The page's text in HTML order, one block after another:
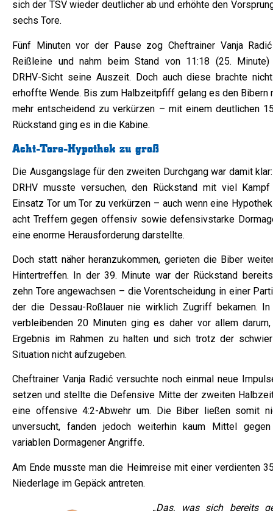
sich der TSV wieder deutlicher ab und erhöhte den
sechs Tore.
Fünf Minuten vor der Pause zog Cheftrainer Vanja
Reißleine und nahm beim Stand von 11:18 (25. Minute)
DRHV-Sicht seine Auszeit. Doch auch diese brachte
erhoffte Wende. Bis zum Halbzeitpfiff gelang es den Bibern
mehr entscheidend zu verkürzen – mit einem deutlichen
Rückstand ging es in die Kabine.
Acht-Tore-Hypothek zu groß
Die Ausgangslage für den zweiten Durchgang war damit
DRHV musste versuchen, den Rückstand mit viel Kampf
Einsatz Tor um Tor zu verkürzen – auch wenn eine
acht Treffern gegen offensiv sowie defensivstarke
eine enorme Herausforderung darstellte.
Doch statt näher heranzukommen, gerieten die Biber
Hintertreffen. In der 39. Minute war der Rückstand
zehn Tore angewachsen – die Vorentscheidung in einer
der die Dessau-Roßlauer nie wirklich Zugriff bekamen. In
verbleibenden 20 Minuten ging es daher vor allem
Ergebnis im Rahmen zu halten und sich trotz der
Situation nicht aufzugeben.
Cheftrainer Vanja Radić versuchte noch einmal neue
setzen und stellte die Defensive Mitte der zweiten
eine offensive 4:2-Abwehr um. Die Biber ließen somit
unversucht, fanden jedoch weiterhin kaum Mittel
variablen Dormagener Angriffe.
Am Ende musste man die Heimreise mit einer verdienten
Niederlage im Gepäck antreten.
„Das, was sich bereits